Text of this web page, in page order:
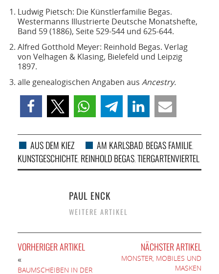
Ludwig Pietsch: Die Künstlerfamilie Begas.
Westermanns Illustrierte Deutsche Monatshefte,
Band 59 (1886), Seite 529-544 und 625-644.
Alfred Gotthold Meyer: Reinhold Begas. Verlag
von Velhagen & Klasing, Bielefeld und Leipzig
1897.
alle genealogischen Angaben aus Ancestry.
AUS DEM KIEZ AM KARLSBAD, BEGAS FAMILIE,
KUNSTGESCHICHTE, REINHOLD BEGAS,TIERGARTENVIERTEL
PAUL ENCK
WEITERE ARTIKEL
VORHERIGER ARTIKEL
«
BAUMSCHEIBEN IN DER
NÄCHSTER ARTIKEL
MONSTER, MOBILES UND
MASKEN